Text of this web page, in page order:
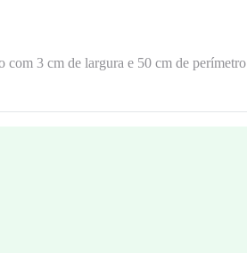
com 3 cm de largura e 50 cm de perímetro